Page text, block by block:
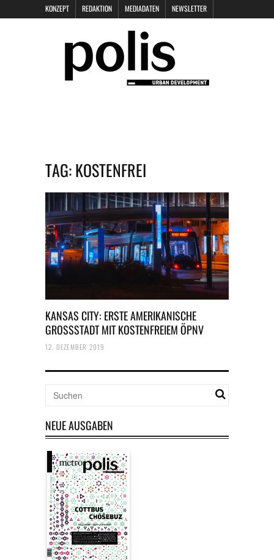
KONZEPT REDAKTION MEDIADATEN NEWSLETTER
DATENSCHUTZ
TAG:KOSTENFREI
KANSAS CITY: ERSTE AMERIKANISCHE
GROSSSTADT MIT KOSTENFREIEM ÖPNV
12. DEZEMBER 2019
NEUE AUSGABEN